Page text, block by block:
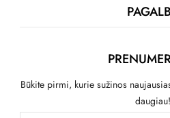
Būkite pirmi, kurie sužinos
daugiau!